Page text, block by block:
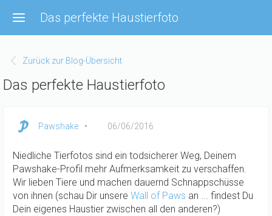
zum
Inhalt
Das perfekte Haustierfoto
Zurück zur Blog-Übersicht
Das perfekte Haustierfoto
Pawshake 06/06/2016
Niedliche Tierfotos sind ein todsicherer Weg, Deinem
Pawshake-Profil mehr Aufmerksamkeit zu verschaffen.
Wir lieben Tiere und machen dauernd Schnappschüsse
von ihnen (schau Dir unsere Wall of Paws an ... findest Du
Dein eigenes Haustier zwischen all den anderen?)